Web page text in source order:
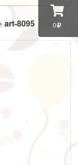
0
art-8095